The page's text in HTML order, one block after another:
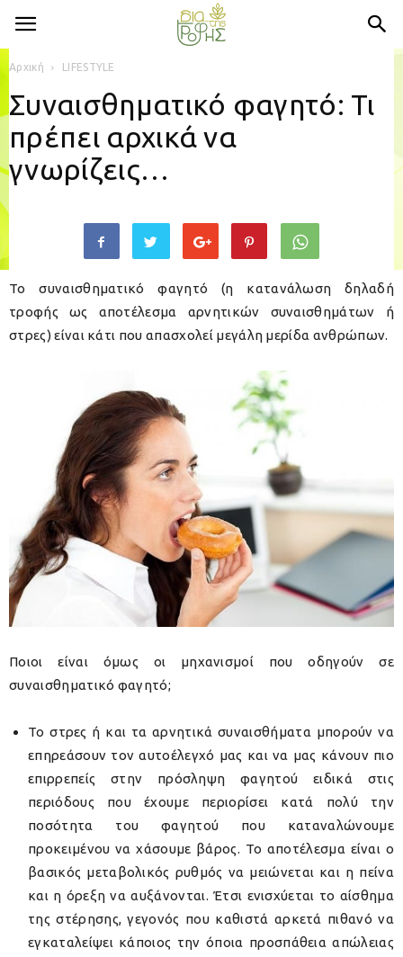
Αρχική LIFESTYLE
Συναισθηματικό φαγητό: Τι
πρέπει αρχικά να
γνωρίζεις…
Το συναισθηματικό φαγητό (η κατανάλωση δηλαδή
τροφής ως αποτέλεσμα αρνητικών συναισθημάτων ή
στρες) είναι κάτι που απασχολεί μεγάλη μερίδα ανθρώπων.
Ποιοι είναι όμως οι μηχανισμοί που οδηγούν σε
συναισθηματικό φαγητό;
Το στρες ή και τα αρνητικά συναισθήματα μπορούν να
επηρεάσουν τον αυτοέλεγχό μας και να μας κάνουν πιο
επιρρεπείς στην πρόσληψη φαγητού ειδικά στις
περιόδους που έχουμε περιορίσει κατά πολύ την
ποσότητα του φαγητού που καταναλώνουμε
προκειμένου να χάσουμε βάρος. Το αποτέλεσμα είναι ο
βασικός μεταβολικός ρυθμός να μειώνεται και η πείνα
και η όρεξη να αυξάνονται. Έτσι ενισχύεται το αίσθημα
της στέρησης, γεγονός που καθιστά αρκετά πιθανό να
εγκαταλείψει κάποιος την όποια προσπάθεια απώλειας